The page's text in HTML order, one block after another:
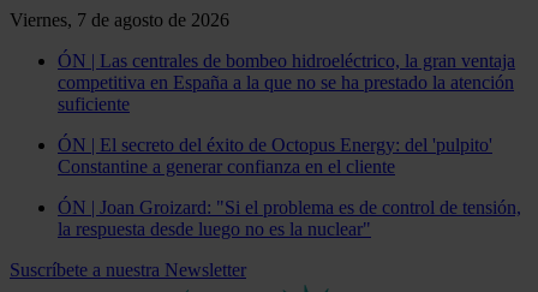
Viernes, 7 de agosto de 2026
ÓN | Las centrales de bombeo hidroeléctrico, la gran ventaja
competitiva en España a la que no se ha prestado la atención
suficiente
ÓN | El secreto del éxito de Octopus Energy: del 'pulpito'
Constantine a generar confianza en el cliente
ÓN | Joan Groizard: "Si el problema es de control de tensión,
la respuesta desde luego no es la nuclear"
Suscríbete a nuestra Newsletter